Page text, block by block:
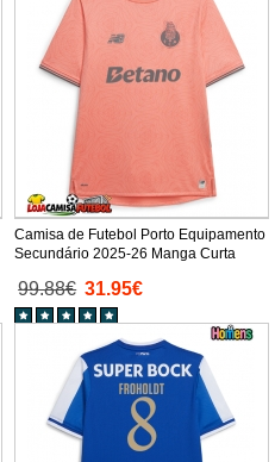
Camisa de Futebol Porto Equipamento
Secundário 2025-26 Manga Curta
99.88€ 31.95€